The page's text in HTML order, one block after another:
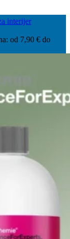
interijer
od 7,90 € do